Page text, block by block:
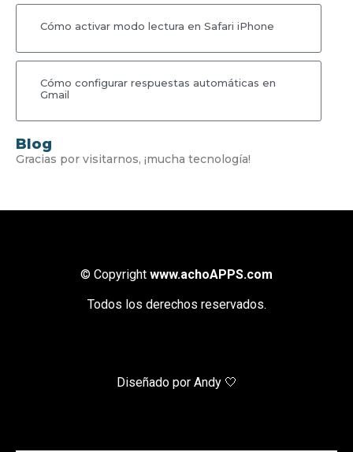
Cómo activar modo lectura en Safari iPhone
Cómo configurar respuestas automáticas en
Gmail
Blog
Gracias por visitarnos, ¡mucha tecnología!
© Copyright www.achoAPPS.com
Todos los derechos reservados.
Diseñado por Andy 🤍